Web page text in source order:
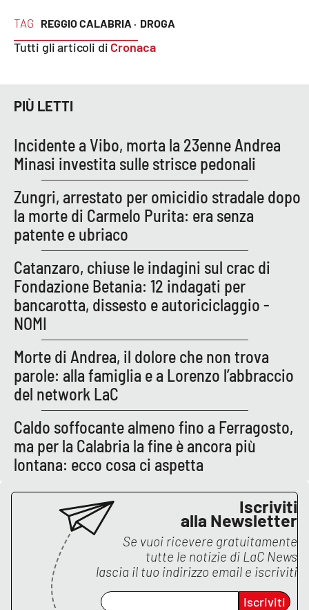
LaC TV
LaC Network
EDIZIONI
LOCALI
Catanzaro
Crotone
Vibo Valentia
Reggio Calabria
Cosenza
Lamezia Terme
PROGETTI
SPECIALI
Buona Sanità Calabria
LA
CALABRIAVISIONE
Destinazioni
Eventi
TAG REGGIO CALABRIA · DROGA
Tutti gli articoli di Cronaca
PIÙ LETTI
Incidente a Vibo, morta la 23enne Andrea
Minasi investita sulle strisce pedonali
Zungri, arrestato per omicidio stradale dopo
la morte di Carmelo Purita: era senza
patente e ubriaco
Catanzaro, chiuse le indagini sul crac di
Fondazione Betania: 12 indagati per
bancarotta, dissesto e autoriciclaggio -
NOMI
Morte di Andrea, il dolore che non trova
parole: alla famiglia e a Lorenzo l’abbraccio
del network LaC
Caldo soffocante almeno fino a Ferragosto,
ma per la Calabria la fine è ancora più
lontana: ecco cosa ci aspetta
Iscriviti
alla Newsletter
Se vuoi ricevere gratuitamente
tutte le notizie di LaC News
lascia il tuo indirizzo email e iscriviti
Iscriviti